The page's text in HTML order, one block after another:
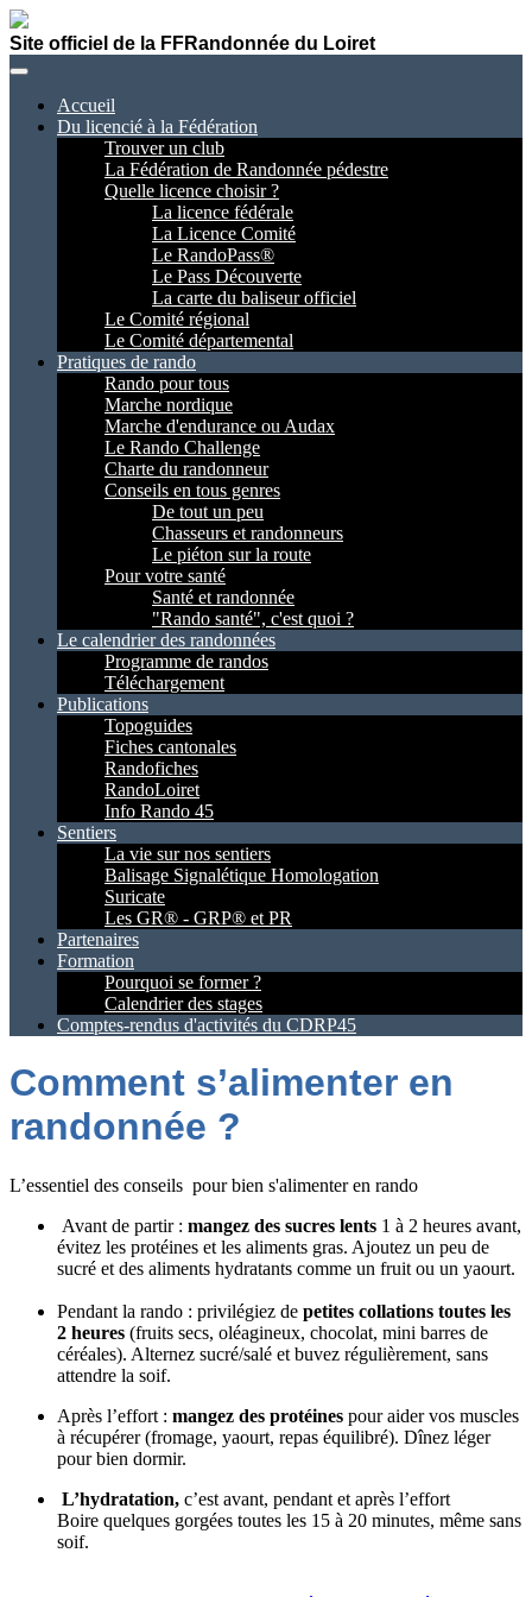
Site officiel de la FFRandonnée du Loiret
Accueil
Du licencié à la Fédération
Trouver un club
La Fédération de Randonnée pédestre
Quelle licence choisir ?
La licence fédérale
La Licence Comité
Le RandoPass®
Le Pass Découverte
La carte du baliseur officiel
Le Comité régional
Le Comité départemental
Pratiques de rando
Rando pour tous
Marche nordique
Marche d'endurance ou Audax
Le Rando Challenge
Charte du randonneur
Conseils en tous genres
De tout un peu
Chasseurs et randonneurs
Le piéton sur la route
Pour votre santé
Santé et randonnée
"Rando santé", c'est quoi ?
Le calendrier des randonnées
Programme de randos
Téléchargement
Publications
Topoguides
Fiches cantonales
Randofiches
RandoLoiret
Info Rando 45
Sentiers
La vie sur nos sentiers
Balisage Signalétique Homologation
Suricate
Les GR® - GRP® et PR
Partenaires
Formation
Pourquoi se former ?
Calendrier des stages
Comptes-rendus d'activités du CDRP45
Comment s’alimenter en
randonnée ?
L’essentiel des conseils pour bien s'alimenter en rando
Avant de partir : mangez des sucres lents 1 à 2 heures avant,
évitez les protéines et les aliments gras. Ajoutez un peu de
sucré et des aliments hydratants comme un fruit ou un yaourt.
Pendant la rando : privilégiez de petites collations toutes les
2 heures (fruits secs, oléagineux, chocolat, mini barres de
céréales). Alternez sucré/salé et buvez régulièrement, sans
attendre la soif.
Après l’effort : mangez des protéines pour aider vos muscles
à récupérer (fromage, yaourt, repas équilibré). Dînez léger
pour bien dormir.
L’hydratation, c’est avant, pendant et après l’effort
Boire quelques gorgées toutes les 15 à 20 minutes, même sans
soif.